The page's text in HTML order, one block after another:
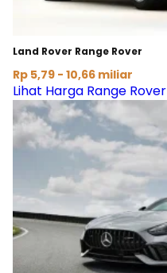
Land Rover Range Rover
Rp 5,79 - 10,66 miliar
Lihat Harga Range Rover